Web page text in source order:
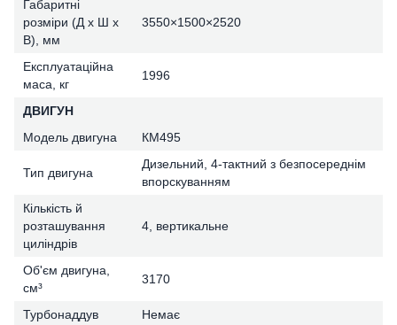
Габаритні
розміри (Д х Ш х
В), мм
3550×1500×2520
Експлуатаційна
маса, кг
1996
ДВИГУН
Модель двигуна
КМ495
Тип двигуна
Дизельний, 4-тактний з безпосереднім
впорскуванням
Кількість й
розташування
циліндрів
4, вертикальне
Об'єм двигуна,
см³
3170
Турбонаддув Немає